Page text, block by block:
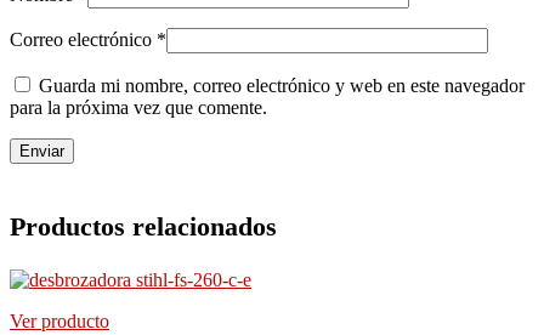
Correo electrónico *
Guarda mi nombre, correo electrónico y web en este navegador
para la próxima vez que comente.
Productos relacionados
Ver producto